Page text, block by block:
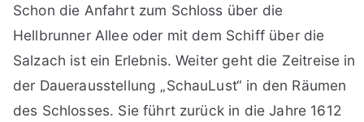
Schon die Anfahrt zum Schloss über die
Hellbrunner Allee oder mit dem Schiff über die
Salzach ist ein Erlebnis. Weiter geht die Zeitreise in
der Dauerausstellung „SchauLust“ in den Räumen
des Schlosses. Sie führt zurück in die Jahre 1612